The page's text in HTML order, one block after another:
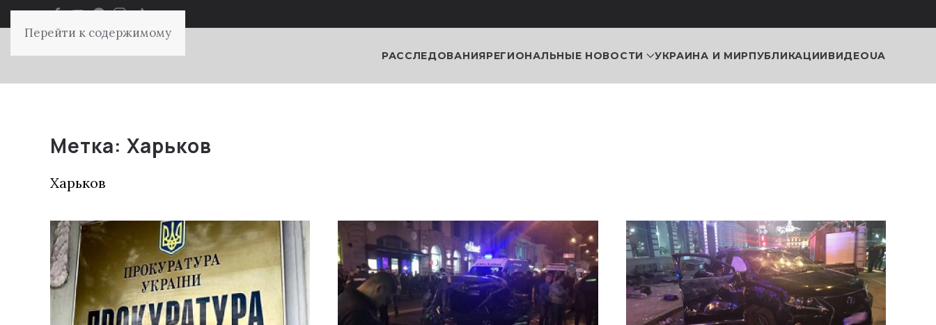
Перейти к содержимому
РАССЛЕДОВАНИЯРЕГИОНАЛЬНЫЕ НОВОСТИ УКРАИНА И МИРПУБЛИКАЦИИВИДЕОUA
Метка: Харьков
Харьков